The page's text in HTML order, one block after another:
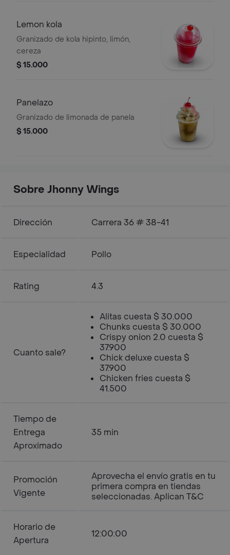
Lemon kola
Granizado de kola hipinto, limón,
cereza
$ 15.000
Panelazo
Granizado de limonada de panela
$ 15.000
Sobre Jhonny Wings
Dirección Carrera 36 # 38-41
Especialidad Pollo
Rating 4.3
Cuanto sale?
Alitas cuesta $ 30.000
Chunks cuesta $ 30.000
Crispy onion 2.0 cuesta $
37.900
Chick deluxe cuesta $
37.900
Chicken fries cuesta $
41.500
Tiempo de
Entrega
Aproximado
35 min
Promoción
Vigente
Aprovecha el envío gratis en tu
primera compra en tiendas
seleccionadas. Aplican T&C
Horario de
Apertura
12:00:00